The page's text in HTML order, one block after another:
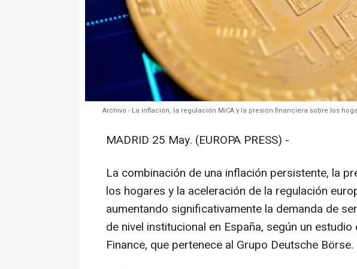
Archivo - La inflación, la regulación MiCA y la presión financiera sobre los
MADRID 25 May. (EUROPA PRESS) -
La combinación de una inflación persistente, la
los hogares y la aceleración de la regulación
aumentando significativamente la demanda de
de nivel institucional en España, según un
Finance, que pertenece al Grupo Deutsche Börse.